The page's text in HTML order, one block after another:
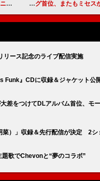
開
ース記念のライブ配信実施
Funk』CDに収録＆ジャケット公
差をつけてDLアルバム首位、モ
菜）」収録＆先行配信が決定 2シ
歌でChevonと“夢のコラボ”